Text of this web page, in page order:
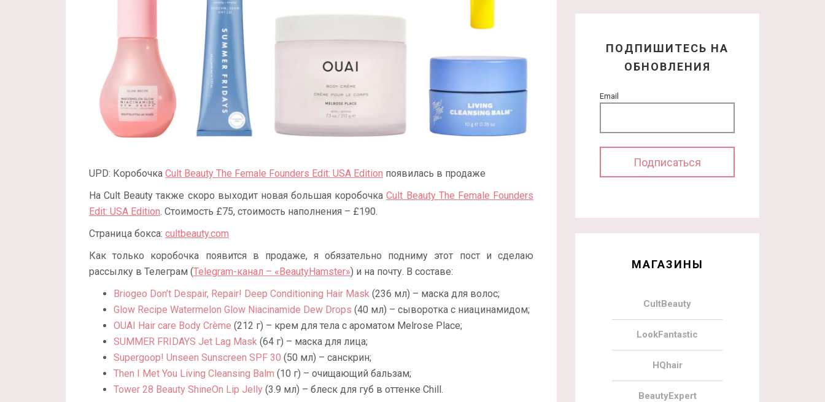
UPD: Коробочка Cult Beauty The Female Founders Edit: USA Edition появилась в продаже
На Cult Beauty также скоро выходит новая большая коробочкаCult Beauty The Female Founders
Edit: USA Edition. Стоимость £75, стоимость наполнения – £190.
Страница бокса: cultbeauty.com
Как только коробочка появится в продаже, я обязательно подниму этот пост и сделаю
рассылку в Телеграм (Telegram-канал – «BeautyHamster») и на почту. В составе:
Briogeo Don’t Despair, Repair! Deep Conditioning Hair Mask (236 мл) – маска для волос;
Glow Recipe Watermelon Glow Niacinamide Dew Drops (40 мл) – сыворотка с ниацинамидом;
OUAI Hair care Body Crème (212 г) – крем для тела с ароматом Melrose Place;
SUMMER FRIDAYS Jet Lag Mask (64 г) – маска для лица;
Supergoop! Unseen Sunscreen SPF 30 (50 мл) – санскрин;
Then I Met You Living Cleansing Balm (10 г) – очищающий бальзам;
Tower 28 Beauty ShineOn Lip Jelly (3.9 мл) – блеск для губ в оттенке Chill.
ПОДПИШИТЕСЬ НА
ОБНОВЛЕНИЯ
Email
МАГАЗИНЫ
CultBeauty
LookFantastic
HQhair
BeautyExpert